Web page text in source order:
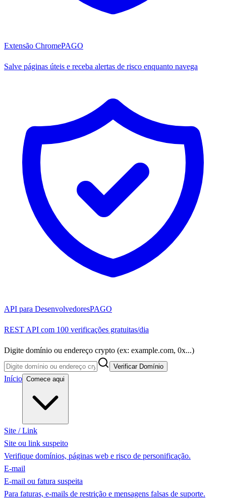
Extensão ChromePAGO
Salve páginas úteis e receba alertas de risco enquanto navega
API para DesenvolvedoresPAGO
REST API com 100 verificações gratuitas/dia
Digite domínio ou endereço crypto (ex: example.com, 0x...)
Verificar Domínio
Início Comece aqui
Site / Link
Site ou link suspeito
Verifique domínios, páginas web e risco de personificação.
E-mail
E-mail ou fatura suspeita
Para faturas, e-mails de restrição e mensagens falsas de suporte.